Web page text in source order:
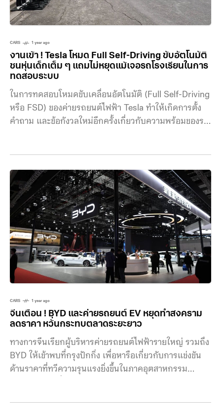
CARS 1 year ago
งานเข้า ! Tesla โหมด Full Self-Driving ขับอัตโนมัติ
ชนหุ่นเด็กเต็ม ๆ แถมไม่หยุดแม้เจอรถโรงเรียนในการ
ทดสอบระบบ
ในการทดสอบโหมดขับเคลื่อนอัตโนมัติ (Full Self-Driving
หรือ FSD) ของค่ายรถยนต์ไฟฟ้า Tesla ทำให้เกิดการตั้ง
คำถาม และข้อกังวลใหม่อีกครั้งเกี่ยวกับความพร้อมของรถ
Cybercab ออกไปก่อน เนื่องจากการทดสอบระบบ FSD
โดยกลุ่ม The Dawn Project ร่วมกับ Tesla Takedown
CARS 1 year ago
จีนเตือน ! BYD และค่ายรถยนต์ EV หยุดทำสงคราม
ลดราคา หวั่นกระทบตลาดระยะยาว
ทางการจีนเรียกผู้บริหารค่ายรถยนต์ไฟฟ้ารายใหญ่ รวมถึง
BYD ให้เข้าพบที่กรุงปักกิ่ง เพื่อหารือเกี่ยวกับการแข่งขัน
ด้านราคาที่ทวีความรุนแรงยิ่งขึ้นในภาคอุตสาหกรรม